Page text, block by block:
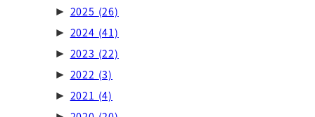
► 2025 (26)
► 2024 (41)
► 2023 (22)
► 2022 (3)
► 2021 (4)